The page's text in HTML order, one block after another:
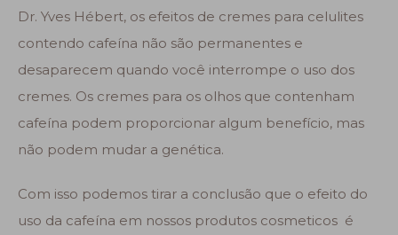
Dr. Yves Hébert, os efeitos de cremes para celulites
contendo cafeína não são permanentes e
desaparecem quando você interrompe o uso dos
cremes. Os cremes para os olhos que contenham
cafeína podem proporcionar algum benefício, mas
não podem mudar a genética.
Com isso podemos tirar a conclusão que o efeito do
uso da cafeína em nossos produtos cosmeticos é